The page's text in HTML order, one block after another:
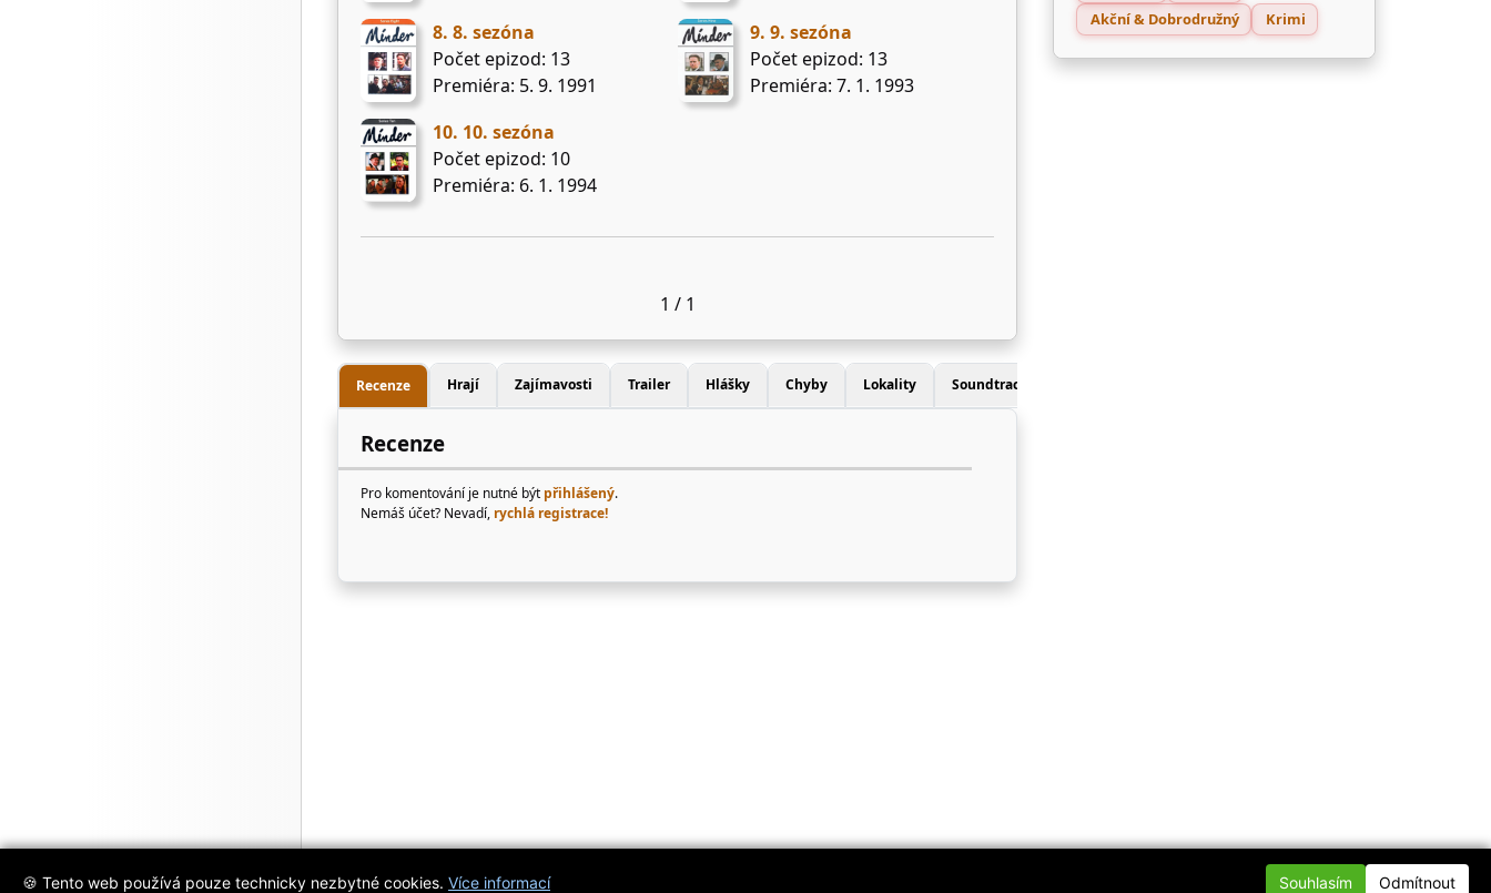
8. 8. sezóna
Počet epizod: 13
Premiéra: 5. 9. 1991
9. 9. sezóna
Počet epizod: 13
Premiéra: 7. 1. 1993
10. 10. sezóna
Počet epizod: 10
Premiéra: 6. 1. 1994
1 / 1
Recenze Hrají Zajímavosti Trailer Hlášky Chyby Lokality Soundtrack
Recenze
Pro komentování je nutné být přihlášený.
Nemáš účet? Nevadí, rychlá registrace!
Akční & Dobrodružný
Krimi
🍪 Tento web používá pouze technicky nezbytné cookies. Více informací Souhlasím Odmítnout